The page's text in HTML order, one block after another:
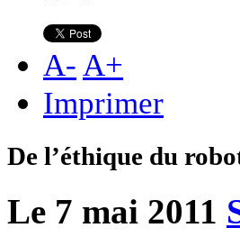
A- A+
Imprimer
De l’éthique du
Le 7 mai 2011